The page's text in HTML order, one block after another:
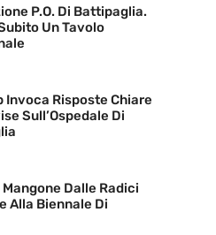
P.O. Di Battipaglia.
Un Tavolo
Invoca Risposte Chiare
Sull’Ospedale Di
Dalle Radici
Alla Biennale Di